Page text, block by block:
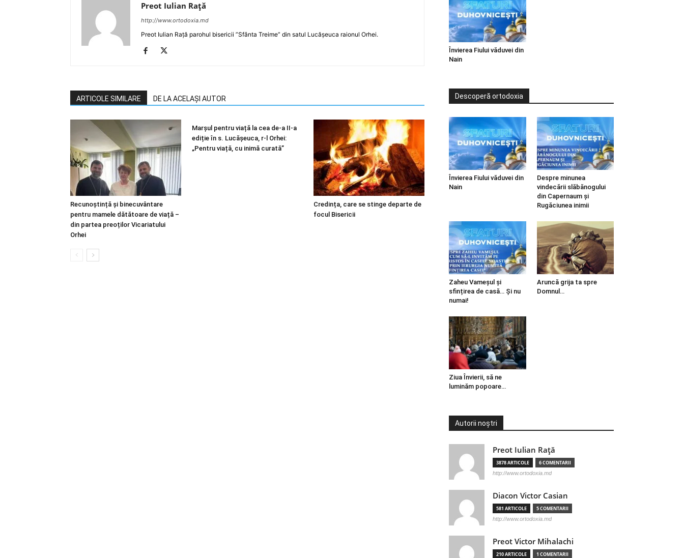
Preot Iulian Raţă
http://www.ortodoxia.md
Preot Iulian Rață parohul bisericii ”Sfânta Treime” din satul Lucășeuca raionul Orhei.
ARTICOLE SIMILARE DE LA ACELAȘI AUTOR
Recunoștință și binecuvântare
pentru mamele dătătoare de viață –
din partea preoților Vicariatului
Orhei
Marșul pentru viață la cea de-a II-a
ediție în s. Lucășeuca, r-l Orhei:
„Pentru viață, cu inimă curată”
Credința, care se stinge departe de
focul Bisericii
Învierea Fiului văduvei din
Nain
Descoperă ortodoxia
Învierea Fiului văduvei din
Nain
Despre minunea
vindecării slăbănogului
din Capernaum și
Rugăciunea inimii
Zaheu Vameșul și
sfințirea de casă… Și nu
numai!
Aruncă grija ta spre
Domnul…
Ziua Învierii, să ne
luminăm popoare…
Autorii noștri
Preot Iulian Raţă
3878 ARTICOLE 6 COMENTARII
http://www.ortodoxia.md
Diacon Victor Casian
581 ARTICOLE 5 COMENTARII
http://www.ortodoxia.md
Preot Victor Mihalachi
210 ARTICOLE 1 COMENTARII